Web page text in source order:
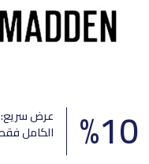
10
% الكامل فقط